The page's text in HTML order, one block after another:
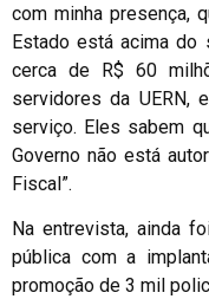
com minha presença,
Estado está acima do
cerca de R$ 60
servidores da UERN,
serviço. Eles sabem
Governo não está
Fiscal”.
Na entrevista, ainda
pública com a
promoção de 3 mil